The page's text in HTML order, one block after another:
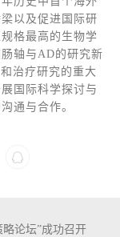
以及促进国际研
格最高的生物学
轴与AD的研究新
治疗研究的重大
国际科学探讨与
通与合作。
论坛”成功召开